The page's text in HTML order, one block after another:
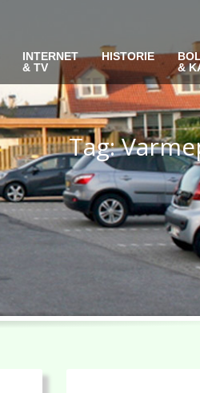
INTERNET
& TV
HISTORIE
&
Tag: